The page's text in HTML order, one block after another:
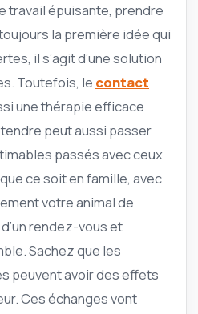
travail épuisante, prendre
la première idée qui
il s’agit d’une solution
Toutefois, le contact
une thérapie efficace
peut aussi passer
passés avec ceux
ce soit en famille, avec
votre animal de
rendez-vous et
Sachez que les
peuvent avoir des effets
Ces échanges vont